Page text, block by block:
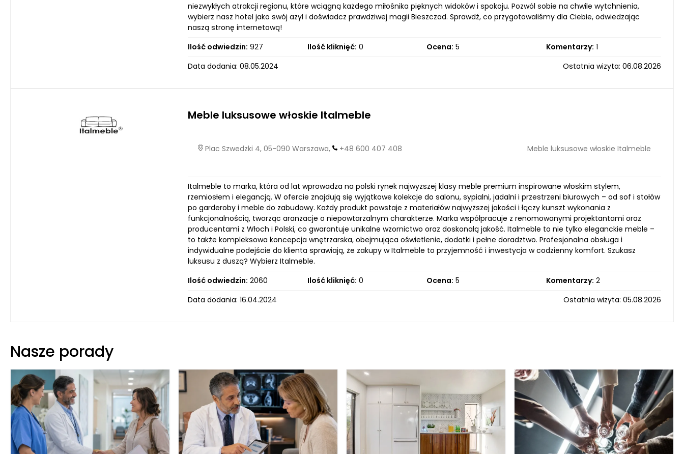
niezwykłych atrakcji regionu, które wciągną każdego miłośnika pięknych widoków i spokoju. Pozwól sobie na chwile wytchnienia,
wybierz nasz hotel jako swój azyl i doświadcz prawdziwej magii Bieszczad. Sprawdź, co przygotowaliśmy dla Ciebie, odwiedzając
naszą stronę internetową!
Ilość odwiedzin: 927 Ilość kliknięć: 0 Ocena: 5 Komentarzy: 1
Data dodania: 08.05.2024
Ostatnia wizyta: 06.08.2026
Meble luksusowe włoskie Italmeble
Plac Szwedzki 4, 05-090 Warszawa, +48 600 407 408 Meble luksusowe włoskie Italmeble
Italmeble to marka, która od lat wprowadza na polski rynek najwyższej klasy meble premium inspirowane włoskim stylem,
rzemiosłem i elegancją. W ofercie znajdują się wyjątkowe kolekcje do salonu, sypialni, jadalni i przestrzeni biurowych – od sof i stołów
po garderoby i meble do zabudowy. Każdy produkt powstaje z materiałów najwyższej jakości i łączy kunszt wykonania z
funkcjonalnością, tworząc aranżacje o niepowtarzalnym charakterze. Marka współpracuje z renomowanymi projektantami oraz
producentami z Włoch i Polski, co gwarantuje unikalne wzornictwo oraz doskonałą jakość. Italmeble to nie tylko eleganckie meble –
to także kompleksowa koncepcja wnętrzarska, obejmująca oświetlenie, dodatki i pełne doradztwo. Profesjonalna obsługa i
indywidualne podejście do klienta sprawiają, że zakupy w Italmeble to przyjemność i inwestycja w codzienny komfort. Szukasz
luksusu z duszą? Wybierz Italmeble.
Ilość odwiedzin: 2060 Ilość kliknięć: 0 Ocena: 5 Komentarzy: 2
Data dodania: 16.04.2024
Ostatnia wizyta: 05.08.2026
Nasze porady